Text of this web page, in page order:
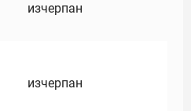
изчерпан
изчерпан